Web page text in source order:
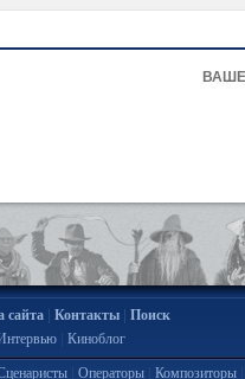
сайта| Контакты| Поиск
| Киноблог
| Операторы| Композиторы|